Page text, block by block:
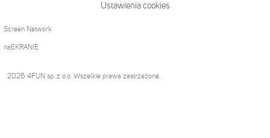
Ustawienia cookies
Screen Network
naEKRANIE
2026 4FUN sp. z o.o. Wszelkie prawa zastrzeżone.